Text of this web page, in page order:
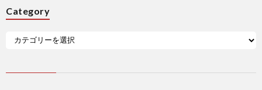
Category